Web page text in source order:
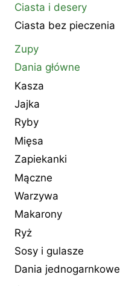
Ciasta i desery
Ciasta bez pieczenia
Zupy
Dania główne
Kasza
Jajka
Ryby
Mięsa
Zapiekanki
Mączne
Warzywa
Makarony
Ryż
Sosy i gulasze
Dania jednogarnkowe